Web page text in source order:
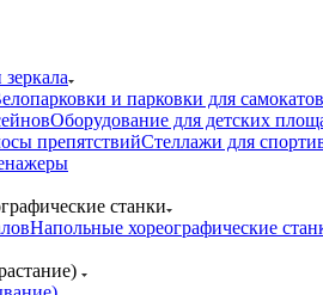
и парковки для самокатов
Оборудование для детских
препятствийСтеллажи для
станки
Напольные хореографические